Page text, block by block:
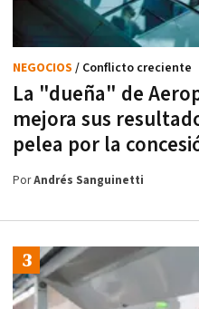
La "dueña" de
mejora sus
pelea por la
NEGOCIOS / Conflicto creciente
PorAndrés Sanguinetti